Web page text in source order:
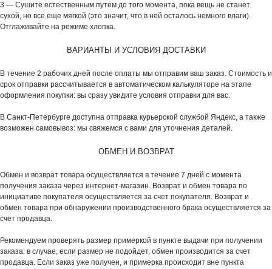
3 — Сушите естественным путем до того момента, пока вещь не станет
сухой, но все еще мягкой (это значит, что в ней осталось немного влаги).
Отглаживайте на режиме хлопка.
ВАРИАНТЫ И УСЛОВИЯ ДОСТАВКИ
В течение 2 рабочих дней после оплаты мы отправим ваш заказ. Стоимость и
срок отправки рассчитывается в автоматическом калькуляторе на этапе
оформления покупки: вы сразу увидите условия отправки для вас.
В Санкт-Петербурге доступна отправка курьерской службой Яндекс, а также
возможен самовывоз: мы свяжемся с вами для уточнения деталей.
ОБМЕН И ВОЗВРАТ
Обмен и возврат товара осуществляется в течение 7 дней с момента
получения заказа через интернет-магазин. Возврат и обмен товара по
инициативе покупателя осуществляется за счет покупателя. Возврат и
обмен товара при обнаружении производственного брака осуществляется за
счет продавца.
Рекомендуем проверять размер примеркой в пункте выдачи при получении
заказа: в случае, если размер не подойдет, обмен производится за счет
продавца. Если заказ уже получен, и примерка происходит вне пункта